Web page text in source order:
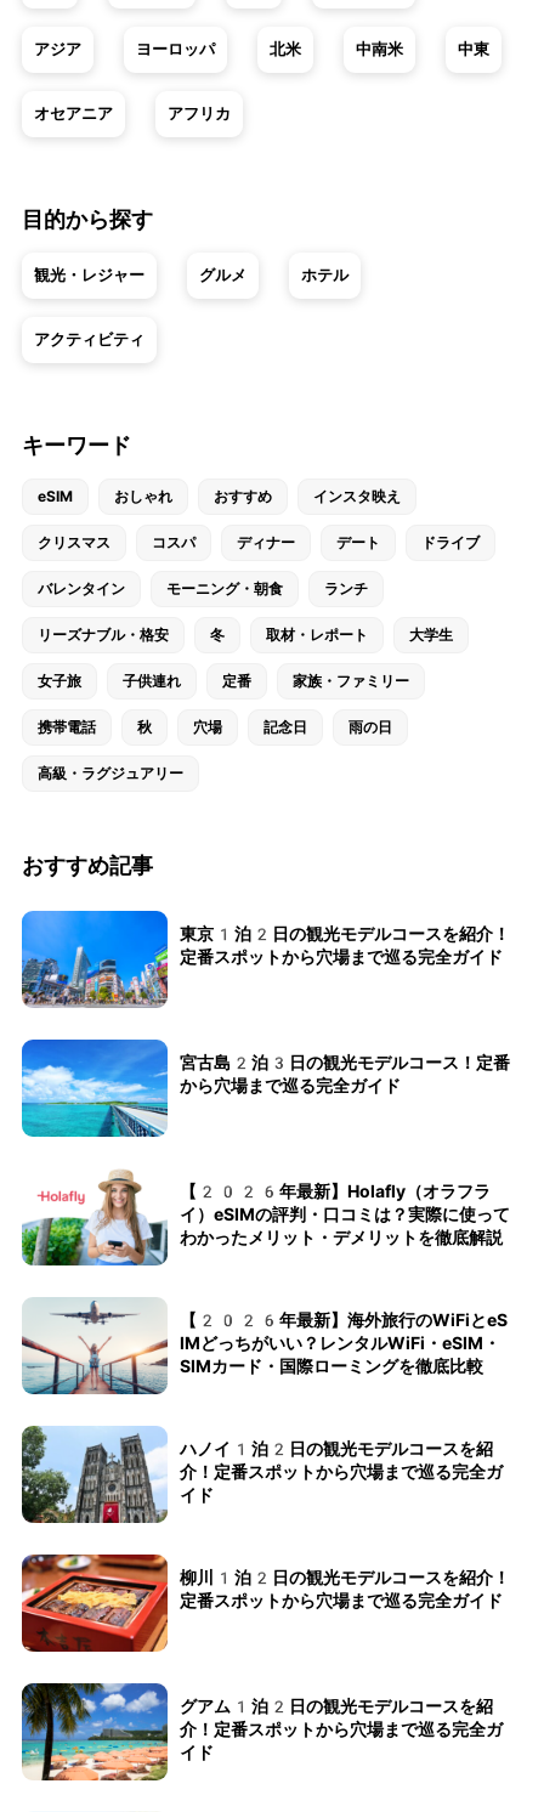
アジア ヨーロッパ 北米 中南米 中東
オセアニア アフリカ
目的から探す
観光・レジャー グルメ ホテル
アクティビティ
キーワード
eSIM おしゃれ おすすめ インスタ映え
クリスマス コスパ ディナー デート ドライブ
バレンタイン モーニング・朝食 ランチ
リーズナブル・格安 冬 取材・レポート 大学生
女子旅 子供連れ 定番 家族・ファミリー
携帯電話 秋 穴場 記念日 雨の日
高級・ラグジュアリー
おすすめ記事
東京1泊2日の観光モデルコースを紹介！
定番スポットから穴場まで巡る完全ガイド
宮古島2泊3日の観光モデルコース！定番
から穴場まで巡る完全ガイド
【2026年最新】Holafly（オラフラ
イ）eSIMの評判・口コミは？実際に使って
わかったメリット・デメリットを徹底解説
【2026年最新】海外旅行のWiFiとeS
IMどっちがいい？レンタルWiFi・eSIM・
SIMカード・国際ローミングを徹底比較
ハノイ1泊2日の観光モデルコースを紹
介！定番スポットから穴場まで巡る完全ガ
イド
柳川1泊2日の観光モデルコースを紹介！
定番スポットから穴場まで巡る完全ガイド
グアム1泊2日の観光モデルコースを紹
介！定番スポットから穴場まで巡る完全ガ
イド